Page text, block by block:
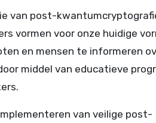
van post-
vormen voor onze huidige
en mensen te informeren
middel van educatieve
van veilige post-